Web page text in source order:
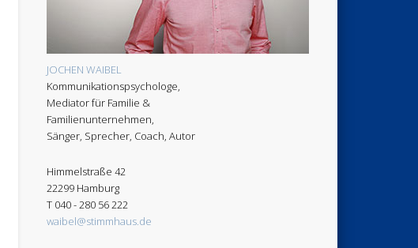
JOCHEN WAIBEL
Kommunikationspsychologe,
Mediator für Familie &
Familienunternehmen,
Sänger, Sprecher, Coach, Autor
Himmelstraße 42
22299 Hamburg
T 040 - 280 56 222
waibel@stimmhaus.de